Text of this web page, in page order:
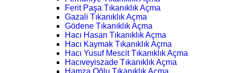
Ferit Paşa Tıkanıklık Açma
Gazali Tıkanıklık Açma
Gödene Tıkanıklık Açma
Hacı Hasan Tıkanıklık Açma
Hacı Kaymak Tıkanıklık Açma
Hacı Yusuf Mescit Tıkanıklık Açma
Hacıveyiszade Tıkanıklık Açma